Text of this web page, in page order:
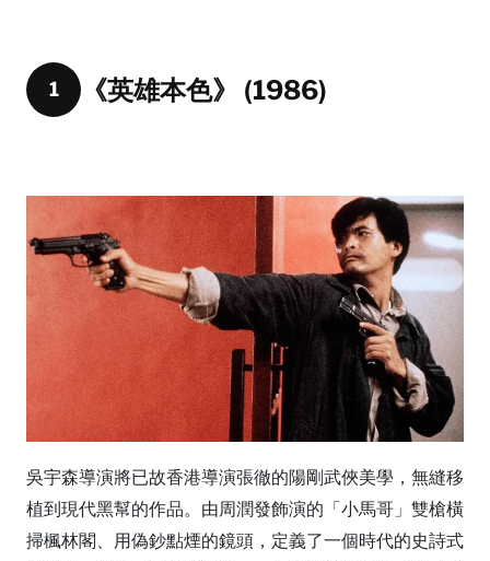
1 《英雄本色》 (1986)
吳宇森導演將已故香港導演張徹的陽剛武俠美學，無縫移
植到現代黑幫的作品。由周潤發飾演的「小馬哥」雙槍橫
掃楓林閣、用偽鈔點煙的鏡頭，定義了一個時代的史詩式